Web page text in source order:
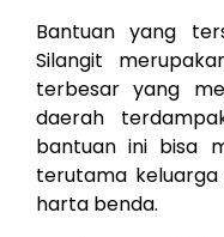
Bantuan yang
Silangit
terbesar yang
daerah
bantuan ini bisa
terutama
harta benda.